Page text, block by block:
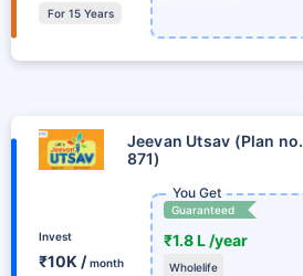
For 15 Years
Jeevan Utsav (Plan no.
871)
Invest
₹10K /month
You Get
Guaranteed
₹1.8 L /year
Wholelife